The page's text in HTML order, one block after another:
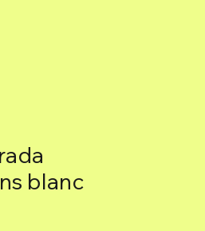
blanc